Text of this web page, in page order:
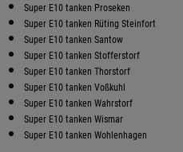
Super E10 tanken Proseken
Super E10 tanken Rüting Steinfort
Super E10 tanken Santow
Super E10 tanken Stofferstorf
Super E10 tanken Thorstorf
Super E10 tanken Voßkuhl
Super E10 tanken Wahrstorf
Super E10 tanken Wismar
Super E10 tanken Wohlenhagen